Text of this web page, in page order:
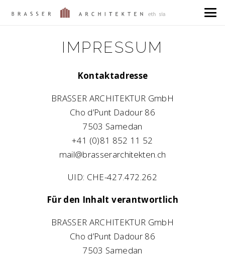
IMPRESSUM
Kontaktadresse
BRASSER ARCHITEKTUR GmbH
Cho d’Punt Dadour 86
7503 Samedan
+41 (0)81 852 11 52
mail@brasserarchitekten.ch
UID: CHE-427.472.262
Für den Inhalt verantwortlich
BRASSER ARCHITEKTUR GmbH
Cho d’Punt Dadour 86
7503 Samedan